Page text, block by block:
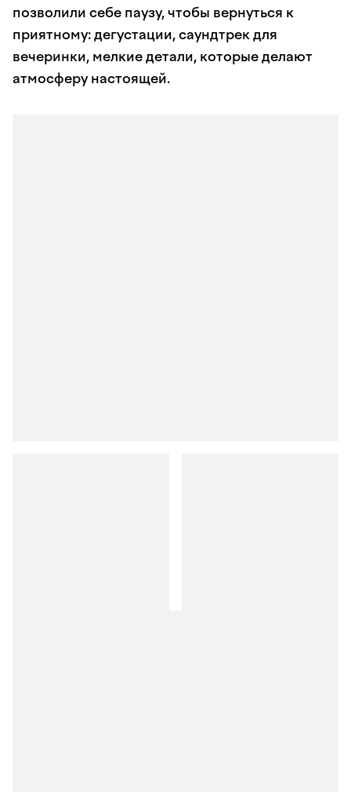
позволили себе паузу, чтобы вернуться к
приятному: дегустации, саундтрек для
вечеринки, мелкие детали, которые делают
атмосферу настоящей.